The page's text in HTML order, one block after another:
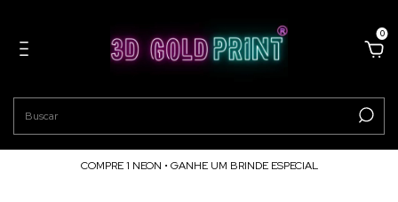
0
COMPRE 1 NEON • GANHE UM BRINDE ESPECIAL